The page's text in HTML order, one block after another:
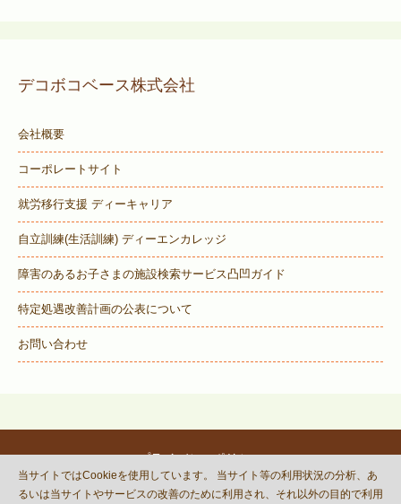
デコボコベース株式会社
会社概要
コーポレートサイト
就労移行支援 ディーキャリア
自立訓練(生活訓練) ディーエンカレッジ
障害のあるお子さまの施設検索サービス凸凹ガイド
特定処遇改善計画の公表について
お問い合わせ
プライバシーポリシー
© DECOBOCO BASE Co.,Ltd.
当サイトではCookieを使用しています。 当サイト等の利用状況の分析、あ
るいは当サイトやサービスの改善のために利用され、それ以外の目的で利用